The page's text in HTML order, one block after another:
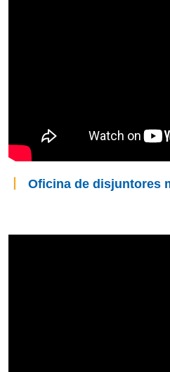
Oficina de disjuntores